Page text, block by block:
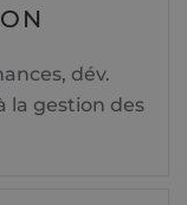
dév.
la gestion des